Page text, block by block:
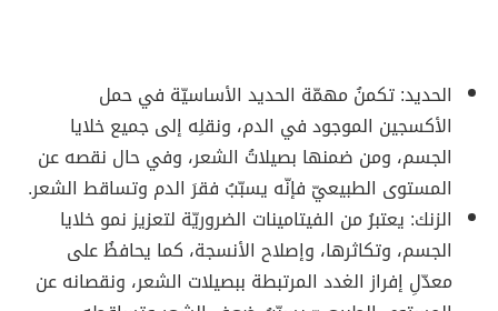
الحديد: تكمنُ مهمّة الحديد الأساسيّة في حمل
الأكسجين الموجود في الدم، ونقلِه إلى جميع خلايا
الجسم، ومن ضمنها بصيلاتُ الشعر، وفي حال نقصه عن
المستوى الطبيعيّ فإنّه يسبّبُ فقرَ الدم وتساقط الشعر.
الزنك: يعتبرُ من الفيتامينات الضروريّة لتعزيز نمو خلايا
الجسم، وتكاثرها، وإصلاح الأنسجة، كما يحافظُ على
معدّلِ إفراز الغدد المرتبطة ببصيلات الشعر، ونقصانه عن